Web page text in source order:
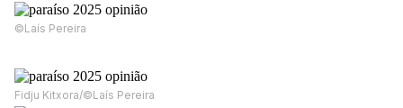
©Laís Pereira
Fidju Kitxora/©Laís Pereira